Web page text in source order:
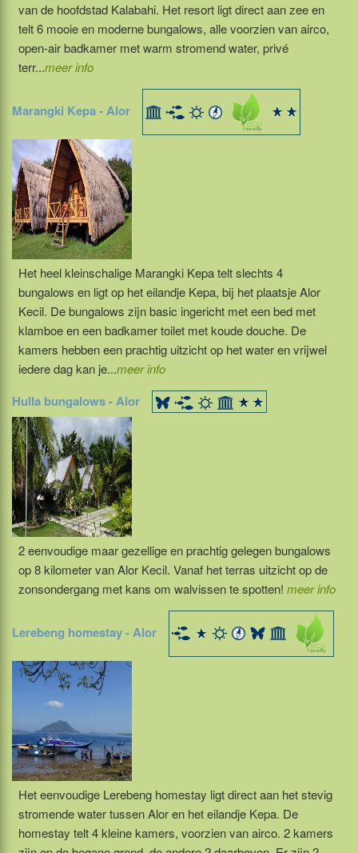
van de hoofdstad Kalabahi. Het resort ligt direct aan zee en
telt 6 mooie en moderne bungalows, alle voorzien van airco,
open-air badkamer met warm stromend water, privé
terr...meer info
Marangki Kepa - Alor
Het heel kleinschalige Marangki Kepa telt slechts 4
bungalows en ligt op het eilandje Kepa, bij het plaatsje Alor
Kecil. De bungalows zijn basic ingericht met een bed met
klamboe en een badkamer toilet met koude douche. De
kamers hebben een prachtig uitzicht op het water en vrijwel
iedere dag kan je...meer info
Hulla bungalows - Alor
2 eenvoudige maar gezellige en prachtig gelegen bungalows
op 8 kilometer van Alor Kecil. Vanaf het terras uitzicht op de
zonsondergang met kans om walvissen te spotten!meer info
Lerebeng homestay - Alor
Het eenvoudige Lerebeng homestay ligt direct aan het stevig
stromende water tussen Alor en het eilandje Kepa. De
homestay telt 4 kleine kamers, voorzien van airco. 2 kamers